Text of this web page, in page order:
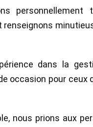
dans la
occasion pour
nous prions aux